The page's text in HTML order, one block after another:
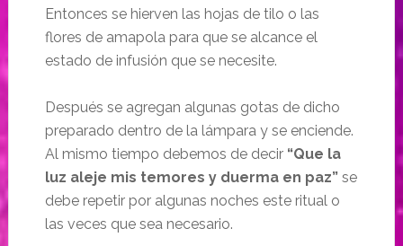
Entonces se hierven las hojas de tilo o las
flores de amapola para que se alcance el
estado de infusión que se necesite.
Después se agregan algunas gotas de dicho
preparado dentro de la lámpara y se enciende.
Al mismo tiempo debemos de decir “Que la
luz aleje mis temores y duerma en paz”se
debe repetir por algunas noches este ritual o
las veces que sea necesario.